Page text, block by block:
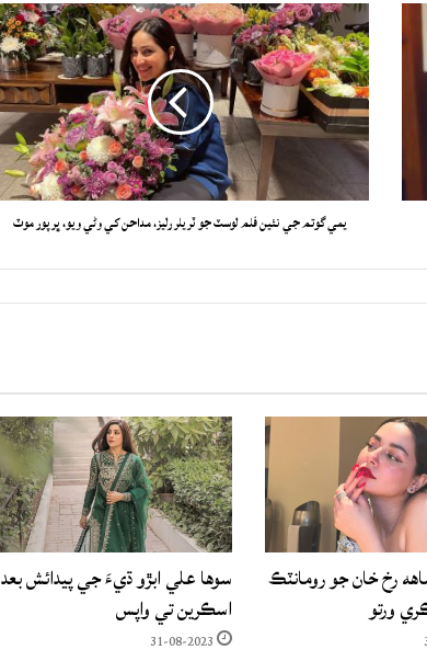
يمي گوتم جي نئين فلم لوسٽ جو ٽريلر رليز، مداحن کي وڻي ويو، ڀرپور موٽ
رخ خان جو رومانٽڪ
ورتو
سوها علي ابڙو ڌيءَ جي پيدائش بعد
اسڪرين تي واپس
31-08-2023